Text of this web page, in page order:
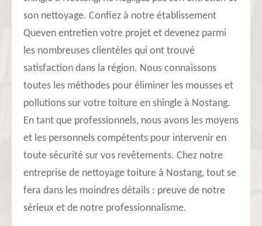
son nettoyage. Confiez à notre établissement
Queven entretien votre projet et devenez parmi
les nombreuses clientèles qui ont trouvé
satisfaction dans la région. Nous connaissons
toutes les méthodes pour éliminer les mousses et
pollutions sur votre toiture en shingle à Nostang.
En tant que professionnels, nous avons les moyens
et les personnels compétents pour intervenir en
toute sécurité sur vos revêtements. Chez notre
entreprise de nettoyage toiture à Nostang, tout se
fera dans les moindres détails : preuve de notre
sérieux et de notre professionnalisme.